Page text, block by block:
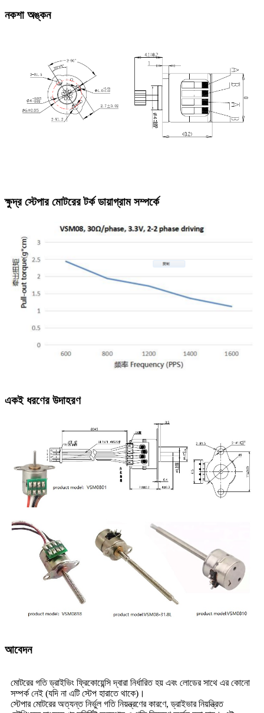
নকশা অঙ্কন
ক্ষুদ্র স্টেপার মোটরের টর্ক ডায়াগ্রাম সম্পর্কে
একই ধরণের উদাহরণ
আবেদন
মোটরের গতি ড্রাইভিং ফ্রিকোয়েন্সি দ্বারা নির্ধারিত হয় এবং লোডের সাথে এর কোনো
সম্পর্ক নেই (যদি না এটি স্টেপ হারাতে থাকে)।
স্টেপার মোটরের অত্যন্ত নির্ভুল গতি নিয়ন্ত্রণের কারণে, ড্রাইভার নিয়ন্ত্রিত